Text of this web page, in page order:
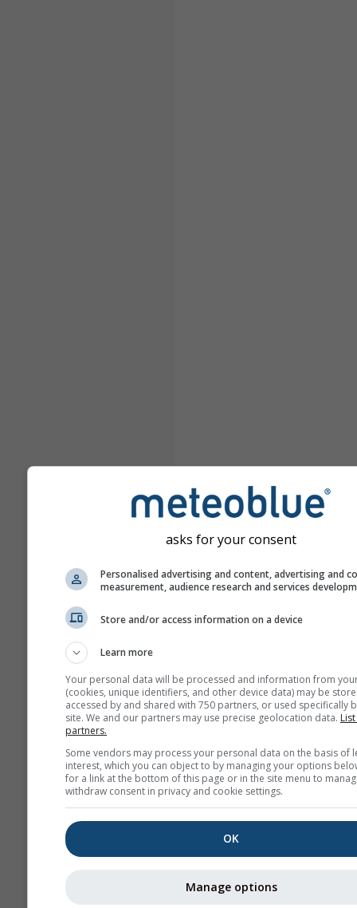
asks for your consent
Personalised advertising and content, advertising and
measurement, audience research and services
Store and/or access information on a device
Learn more
Your personal data will be processed and information from
(cookies, unique identifiers, and other device data) may be
accessed by and shared with 750 partners, or used specifically
site. We and our partners may use precise geolocation data.
partners.
Some vendors may process your personal data on the basis of
interest, which you can object to by managing your options
for a link at the bottom of this page or in the site menu to
withdraw consent in privacy and cookie settings.
OK
Manage options